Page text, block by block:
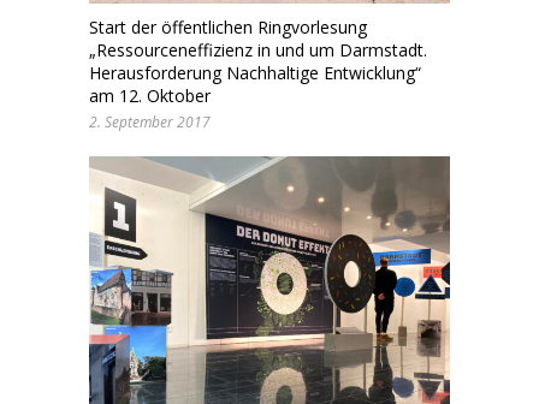
Start der öffentlichen Ringvorlesung
„Ressourceneffizienz in und um Darmstadt.
Herausforderung Nachhaltige Entwicklung“
am 12. Oktober
2. September 2017